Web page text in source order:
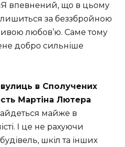
впевнений, що в цьому
за беззбройною
любов’ю. Саме тому
добро сильніше
в Сполучених
Мартіна Лютера
майже в
І це не рахуючи
шкіл та інших